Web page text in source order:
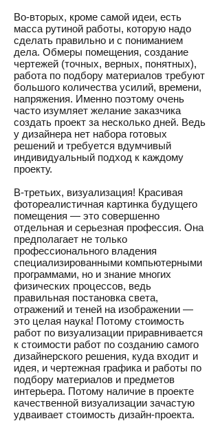
Во-вторых, кроме самой идеи, есть
масса рутиной работы, которую надо
сделать правильно и с пониманием
дела. Обмеры помещения, создание
чертежей (точных, верных, понятных),
работа по подбору материалов требуют
большого количества усилий, времени,
напряжения. Именно поэтому очень
часто изумляет желание заказчика
создать проект за несколько дней. Ведь
у дизайнера нет набора готовых
решений и требуется вдумчивый
индивидуальный подход к каждому
проекту.
В-третьих, визуализация! Красивая
фотореалистичная картинка будущего
помещения — это совершенно
отдельная и серьезная профессия. Она
предполагает не только
профессионального владения
специализированными компьютерными
программами, но и знание многих
физических процессов, ведь
правильная постановка света,
отражений и теней на изображении —
это целая наука! Потому стоимость
работ по визуализации приравнивается
к стоимости работ по созданию самого
дизайнерского решения, куда входит и
идея, и чертежная графика и работы по
подбору материалов и предметов
интерьера. Потому наличие в проекте
качественной визуализации зачастую
удваивает стоимость дизайн-проекта.